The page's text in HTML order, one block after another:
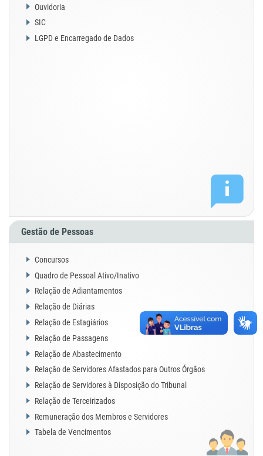
Ouvidoria
SIC
LGPD e Encarregado de Dados
Gestão de Pessoas
Concursos
Quadro de Pessoal Ativo/Inativo
Relação de Adiantamentos
Relação de Diárias
Relação de Estagiários
Relação de Passagens
Relação de Abastecimento
Relação de Servidores Afastados para Outros Órgãos
Relação de Servidores à Disposição do Tribunal
Relação de Terceirizados
Remuneração dos Membros e Servidores
Tabela de Vencimentos